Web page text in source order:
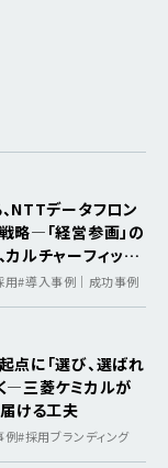
NTTデータフロン
略―「経営参画」の
カルチャーフィット
用#導入事例｜成功事例
点に「選び、選ばれ
―三菱ケミカルが
届ける工夫
例#採用ブランディング